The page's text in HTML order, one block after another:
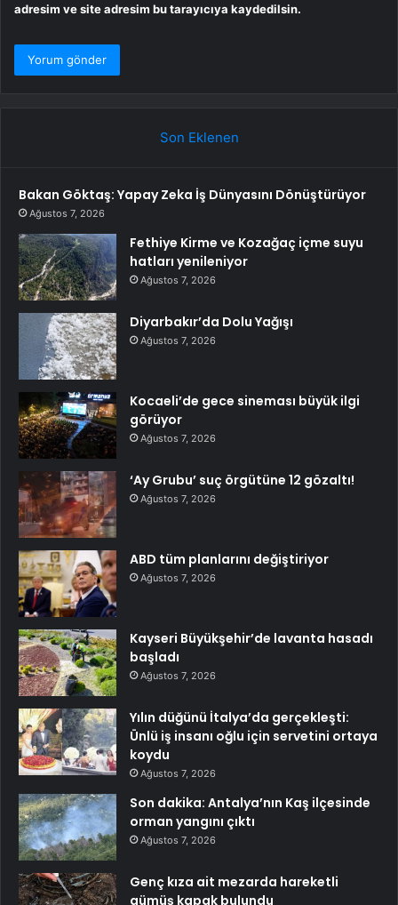
adresim ve site adresim bu tarayıcıya kaydedilsin.
Son Eklenen
Bakan Göktaş: Yapay Zeka İş Dünyasını Dönüştürüyor
Ağustos 7, 2026
Fethiye Kirme ve Kozağaç içme suyu
hatları yenileniyor
Ağustos 7, 2026
Diyarbakır’da Dolu Yağışı
Ağustos 7, 2026
Kocaeli’de gece sineması büyük ilgi
görüyor
Ağustos 7, 2026
‘Ay Grubu’ suç örgütüne 12 gözaltı!
Ağustos 7, 2026
ABD tüm planlarını değiştiriyor
Ağustos 7, 2026
Kayseri Büyükşehir’de lavanta hasadı
başladı
Ağustos 7, 2026
Yılın düğünü İtalya’da gerçekleşti:
Ünlü iş insanı oğlu için servetini ortaya
koydu
Ağustos 7, 2026
Son dakika: Antalya’nın Kaş ilçesinde
orman yangını çıktı
Ağustos 7, 2026
Genç kıza ait mezarda hareketli
gümüş kapak bulundu